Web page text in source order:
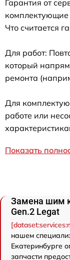
Гарантия от
Что считается
Для работ:
который
ремонта
Для
работе или
Показать
Замена шим
Gen.2 Legat
нашем
Екатеринбурге
запчасти